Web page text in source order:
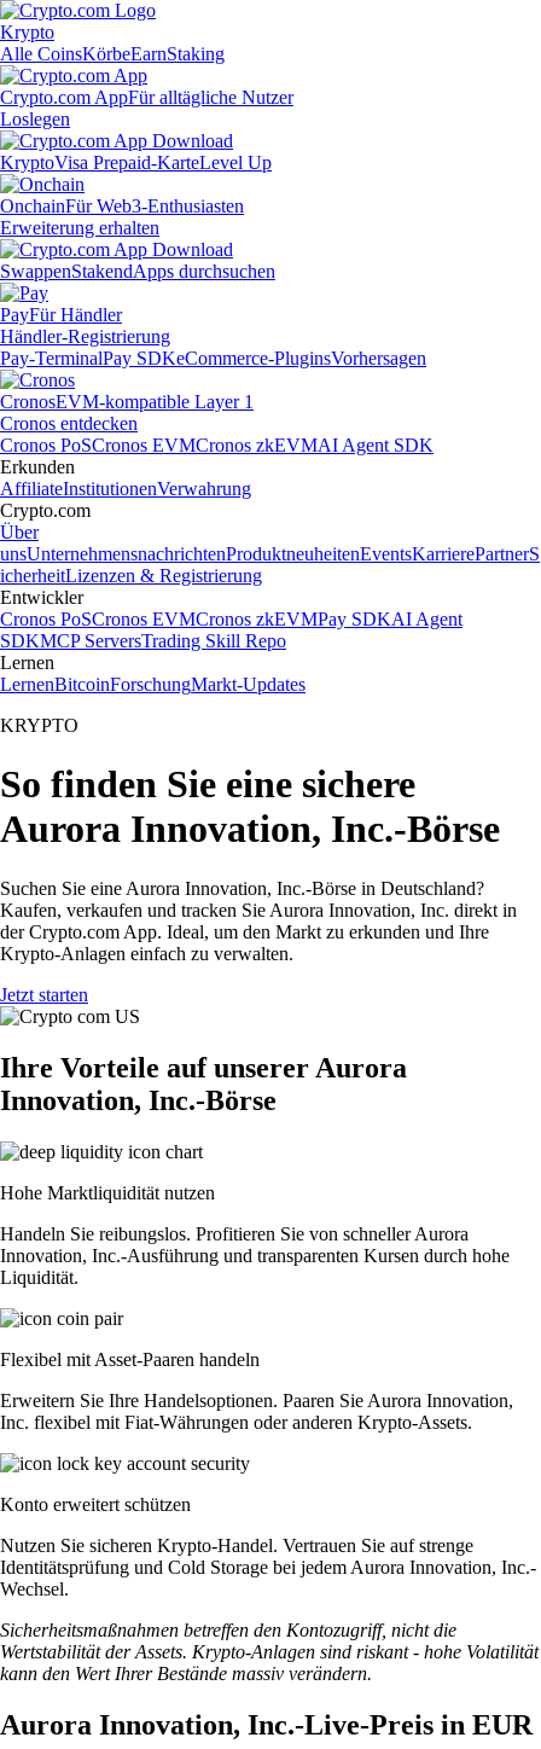
Krypto
Alle CoinsKörbeEarnStaking
Crypto.com AppFür alltägliche Nutzer
Loslegen
KryptoVisa Prepaid-KarteLevel Up
OnchainFür Web3-Enthusiasten
Erweiterung erhalten
SwappenStakendApps durchsuchen
PayFür Händler
Händler-Registrierung
Pay-TerminalPay SDKeCommerce-PluginsVorhersagen
CronosEVM-kompatible Layer 1
Cronos entdecken
Cronos PoSCronos EVMCronos zkEVMAI Agent SDK
Erkunden
AffiliateInstitutionenVerwahrung
Crypto.com
Über
unsUnternehmensnachrichtenProduktneuheitenEventsKarrierePartnerS
icherheitLizenzen & Registrierung
Entwickler
Cronos PoSCronos EVMCronos zkEVMPay SDKAI Agent
SDKMCP ServersTrading Skill Repo
Lernen
LernenBitcoinForschungMarkt-Updates
KRYPTO
So finden Sie eine sichere
Aurora Innovation, Inc.-Börse
Suchen Sie eine Aurora Innovation, Inc.-Börse in Deutschland?
Kaufen, verkaufen und tracken Sie Aurora Innovation, Inc. direkt in
der Crypto.com App. Ideal, um den Markt zu erkunden und Ihre
Krypto-Anlagen einfach zu verwalten.
Jetzt starten
Ihre Vorteile auf unserer Aurora
Innovation, Inc.-Börse
Hohe Marktliquidität nutzen
Handeln Sie reibungslos. Profitieren Sie von schneller Aurora
Innovation, Inc.-Ausführung und transparenten Kursen durch hohe
Liquidität.
Flexibel mit Asset-Paaren handeln
Erweitern Sie Ihre Handelsoptionen. Paaren Sie Aurora Innovation,
Inc. flexibel mit Fiat-Währungen oder anderen Krypto-Assets.
Konto erweitert schützen
Nutzen Sie sicheren Krypto-Handel. Vertrauen Sie auf strenge
Identitätsprüfung und Cold Storage bei jedem Aurora Innovation, Inc.-
Wechsel.
Sicherheitsmaßnahmen betreffen den Kontozugriff, nicht die
Wertstabilität der Assets. Krypto-Anlagen sind riskant - hohe Volatilität
kann den Wert Ihrer Bestände massiv verändern.
Aurora Innovation, Inc.-Live-Preis in EUR